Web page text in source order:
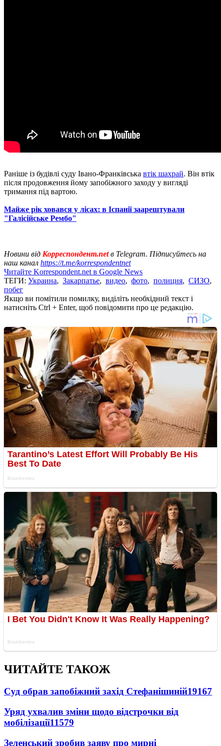
Раніше із будівлі суду Івано-Франківська втік шахрай. Він втік
після продовження йому запобіжного заходу у вигляді
тримання під вартою.
Майже рік ховався у лісах: в Іспанії заарештували
"Галісійське Рембо"
Новини від Корреспондент.netв Telegram. Підписуйтесь на
наш канал https://t.me/korrespondentnet
Читайте Korrespondent.net в Google News
ТЕГИ: Украина, Закарпатье, видео, фото, полиция, СИЗО,
побег
Якщо ви помітили помилку, виділіть необхідний текст і
натисніть Ctrl + Enter, щоб повідомити про це редакцію.
ЧИТАЙТЕ ТАКОЖ
Суд обрав запобіжний захід Стефанішиній19167
Уряд ухвалив зміни щодо відстрочки від
мобілізації11579
Зеленський зробив заяву про мирні